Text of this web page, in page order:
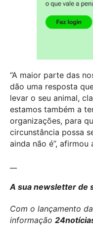
“A maior parte das
dão uma resposta
levar o seu animal,
estamos também a
organizações, para
circunstância possa
ainda não é”, afirmou
A sua newsletter de
Com o lançamento
informação